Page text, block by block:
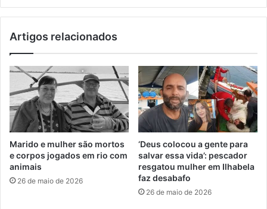
Artigos relacionados
Marido e mulher são mortos
e corpos jogados em rio com
animais
26 de maio de 2026
‘Deus colocou a gente para
salvar essa vida’: pescador
resgatou mulher em Ilhabela
faz desabafo
26 de maio de 2026